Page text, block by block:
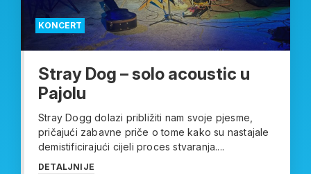
KONCERT
Stray Dog – solo acoustic u
Pajolu
Stray Dogg dolazi približiti nam svoje pjesme,
pričajući zabavne priče o tome kako su nastajale
demistificirajući cijeli proces stvaranja....
DETALJNIJE